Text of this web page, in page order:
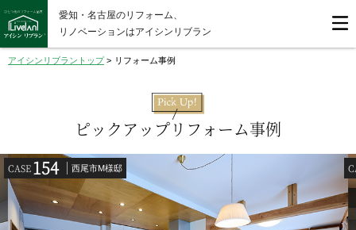
愛知・名古屋のリフォーム、
リノベーションはアイシンリブラン
アイシンリブラントップ> リフォーム事例
ピックアップリフォーム事例
尾市M様邸 岡